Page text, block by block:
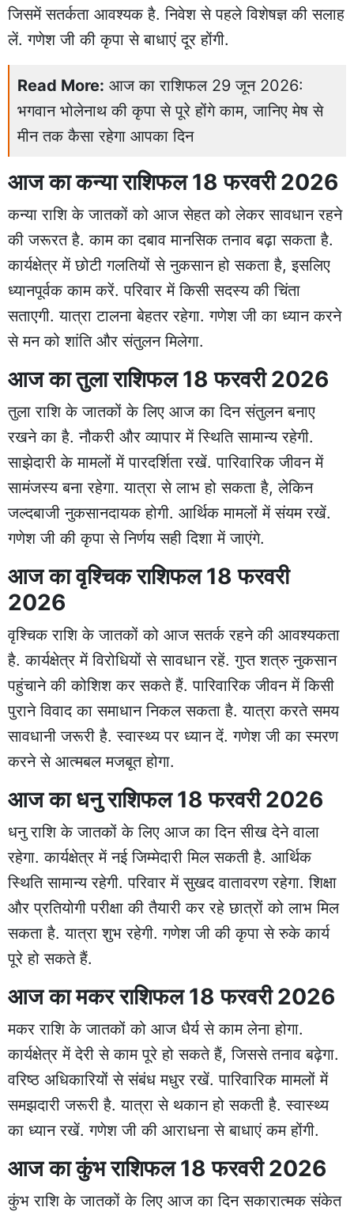
जिसमें सतर्कता आवश्यक है. निवेश से पहले विशेषज्ञ की सलाह
लें. गणेश जी की कृपा से बाधाएं दूर होंगी.
Read More: आज का राशिफल 29 जून 2026:
भगवान भोलेनाथ की कृपा से पूरे होंगे काम, जानिए मेष से
मीन तक कैसा रहेगा आपका दिन
आज का कन्या राशिफल 18 फरवरी 2026
कन्या राशि के जातकों को आज सेहत को लेकर सावधान रहने
की जरूरत है. काम का दबाव मानसिक तनाव बढ़ा सकता है.
कार्यक्षेत्र में छोटी गलतियों से नुकसान हो सकता है, इसलिए
ध्यानपूर्वक काम करें. परिवार में किसी सदस्य की चिंता
सताएगी. यात्रा टालना बेहतर रहेगा. गणेश जी का ध्यान करने
से मन को शांति और संतुलन मिलेगा.
आज का तुला राशिफल 18 फरवरी 2026
तुला राशि के जातकों के लिए आज का दिन संतुलन बनाए
रखने का है. नौकरी और व्यापार में स्थिति सामान्य रहेगी.
साझेदारी के मामलों में पारदर्शिता रखें. पारिवारिक जीवन में
सामंजस्य बना रहेगा. यात्रा से लाभ हो सकता है, लेकिन
जल्दबाजी नुकसानदायक होगी. आर्थिक मामलों में संयम रखें.
गणेश जी की कृपा से निर्णय सही दिशा में जाएंगे.
आज का वृश्चिक राशिफल 18 फरवरी
2026
वृश्चिक राशि के जातकों को आज सतर्क रहने की आवश्यकता
है. कार्यक्षेत्र में विरोधियों से सावधान रहें. गुप्त शत्रु नुकसान
पहुंचाने की कोशिश कर सकते हैं. पारिवारिक जीवन में किसी
पुराने विवाद का समाधान निकल सकता है. यात्रा करते समय
सावधानी जरूरी है. स्वास्थ्य पर ध्यान दें. गणेश जी का स्मरण
करने से आत्मबल मजबूत होगा.
आज का धनु राशिफल 18 फरवरी 2026
धनु राशि के जातकों के लिए आज का दिन सीख देने वाला
रहेगा. कार्यक्षेत्र में नई जिम्मेदारी मिल सकती है. आर्थिक
स्थिति सामान्य रहेगी. परिवार में सुखद वातावरण रहेगा. शिक्षा
और प्रतियोगी परीक्षा की तैयारी कर रहे छात्रों को लाभ मिल
सकता है. यात्रा शुभ रहेगी. गणेश जी की कृपा से रुके कार्य
पूरे हो सकते हैं.
आज का मकर राशिफल 18 फरवरी 2026
मकर राशि के जातकों को आज धैर्य से काम लेना होगा.
कार्यक्षेत्र में देरी से काम पूरे हो सकते हैं, जिससे तनाव बढ़ेगा.
वरिष्ठ अधिकारियों से संबंध मधुर रखें. पारिवारिक मामलों में
समझदारी जरूरी है. यात्रा से थकान हो सकती है. स्वास्थ्य
का ध्यान रखें. गणेश जी की आराधना से बाधाएं कम होंगी.
आज का कुंभ राशिफल 18 फरवरी 2026
कुंभ राशि के जातकों के लिए आज का दिन सकारात्मक संकेत